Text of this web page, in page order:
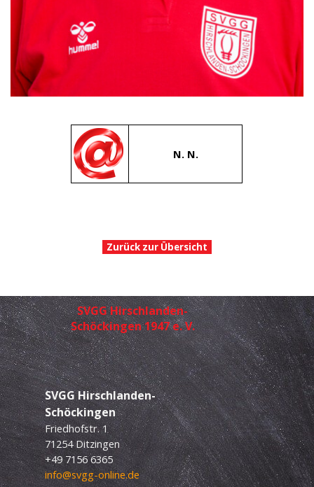
N. N.
Zurück zur Übersicht
SVGG Hirschlanden-
Schöckingen 1947 e. V.
SVGGHirschlanden-
Schöckingen
Friedhofstr. 1
71254 Ditzingen
+49 7156 6365
info@svgg-online.de